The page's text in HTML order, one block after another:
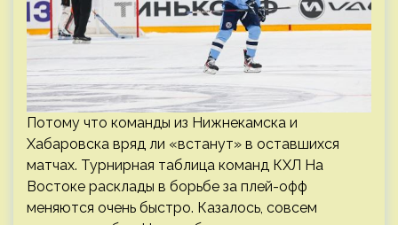
Потому что команды из Нижнекамска и
Хабаровска вряд ли «встанут» в оставшихся
матчах. Турнирная таблица команд КХЛ На
Востоке расклады в борьбе за плей-офф
меняются очень быстро. Казалось, совсем